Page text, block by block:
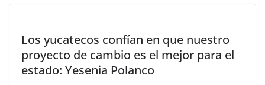
Los yucatecos confían en que nuestro
proyecto de cambio es el mejor para el
estado: Yesenia Polanco